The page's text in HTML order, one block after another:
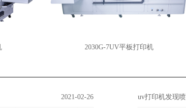
2030G-7UV平板打印机
2021-02-26 uv打印机发现